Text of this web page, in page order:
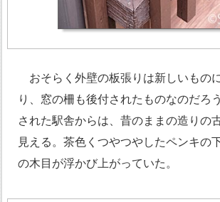
おそらく外壁の板張りは新しいもの
り、窓の柵も後付されたものなのだろ
された駅舎からは、昔のままの造りの
見える。茶色くつやつやしたペンキの
の木目が浮かび上がっていた。